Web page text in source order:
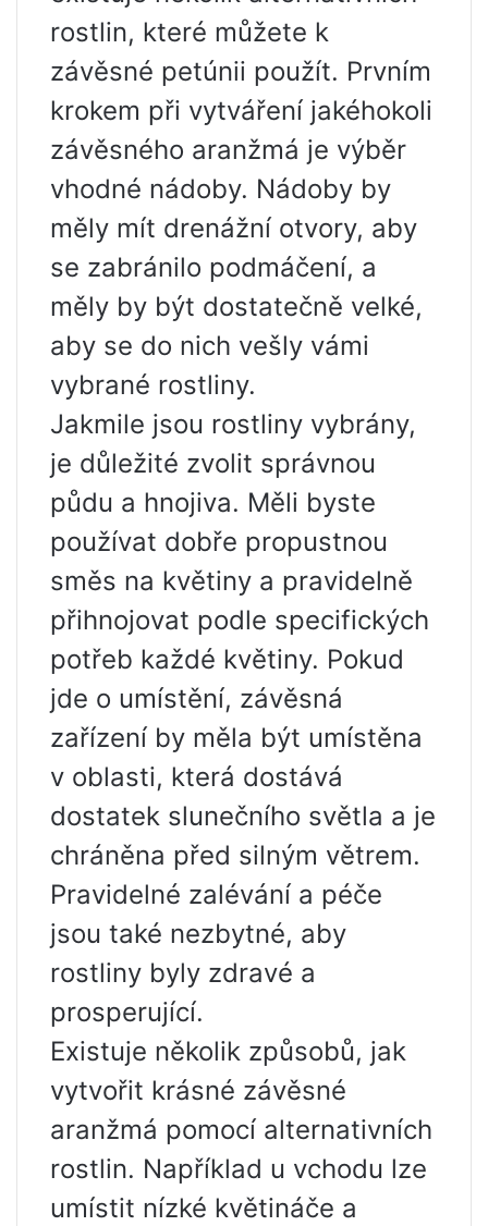
rostlin, které můžete k
závěsné petúnii použít. Prvním
krokem při vytváření jakéhokoli
závěsného aranžmá je výběr
vhodné nádoby. Nádoby by
měly mít drenážní otvory, aby
se zabránilo podmáčení, a
měly by být dostatečně velké,
aby se do nich vešly vámi
vybrané rostliny.
Jakmile jsou rostliny vybrány,
je důležité zvolit správnou
půdu a hnojiva. Měli byste
používat dobře propustnou
směs na květiny a pravidelně
přihnojovat podle specifických
potřeb každé květiny. Pokud
jde o umístění, závěsná
zařízení by měla být umístěna
v oblasti, která dostává
dostatek slunečního světla a je
chráněna před silným větrem.
Pravidelné zalévání a péče
jsou také nezbytné, aby
rostliny byly zdravé a
prosperující.
Existuje několik způsobů, jak
vytvořit krásné závěsné
aranžmá pomocí alternativních
rostlin. Například u vchodu lze
umístit nízké květináče a